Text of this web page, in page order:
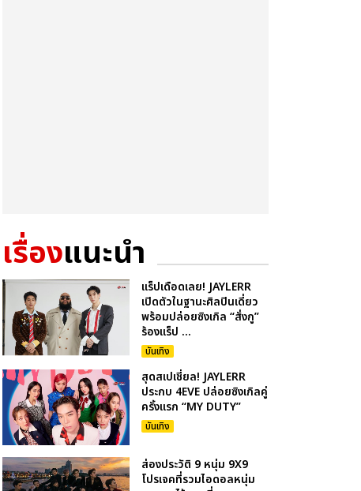
เรื่องแนะนำ
แร็ปเดือดเลย! JAYLERR
เปิดตัวในฐานะศิลปินเดี่ยว
พร้อมปล่อยซิงเกิล “สั่งกู”
ร้องแร็ป ...
บันเทิง
สุดสเปเชี่ยล! JAYLERR
ประกบ 4EVE ปล่อยซิงเกิลคู่
ครั้งแรก “MY DUTY”
บันเทิง
ส่องประวัติ 9 หนุ่ม 9X9
โปรเจคที่รวมไอดอลหนุ่ม